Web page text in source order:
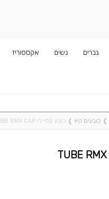
גברים נשים אקססוריז
❱ כובעים קיץ ❱ כובע פסיילו TUBE RMX CAP